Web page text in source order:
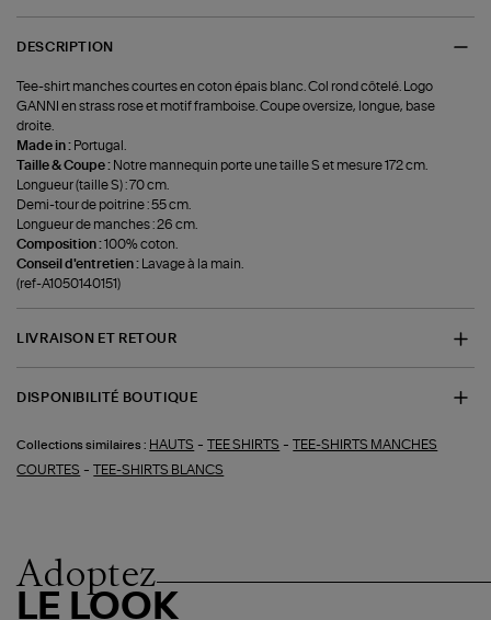
DESCRIPTION
Tee-shirt manches courtes en coton épais blanc. Col rond côtelé. Logo
GANNI en strass rose et motif framboise. Coupe oversize, longue, base
droite.
Made in : Portugal.
Taille & Coupe : Notre mannequin porte une taille S et mesure 172 cm.
Longueur (taille S) : 70 cm.
Demi-tour de poitrine : 55 cm.
Longueur de manches : 26 cm.
Composition :100% coton.
Conseil d'entretien : Lavage à la main.
(ref-A1050140151)
LIVRAISON ET RETOUR
DISPONIBILITÉ BOUTIQUE
Collections similaires : HAUTS -TEE SHIRTS -TEE-SHIRTS MANCHES
COURTES -TEE-SHIRTS BLANCS
Adoptez
LE LOOK